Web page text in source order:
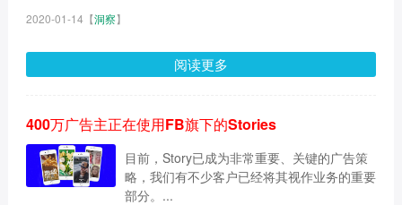
2020-01-14 【洞察】
阅读更多
400万广告主正在使用FB旗下的Stories
目前，Story已成为非常重要、关键的广告策
略，我们有不少客户已经将其视作业务的重要
部分。...